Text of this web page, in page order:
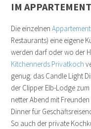
IM
Die einzelnen
Restaurants) eine eigene
werden darf oder wo der
Kitchennerds Privatkoch
genug: das Candle Light
der Clipper Elb-Lodge
netter Abend mit
Dinner für
So auch der private